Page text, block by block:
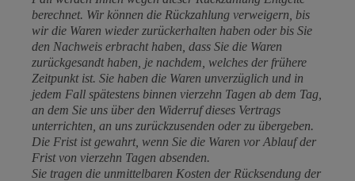
berechnet. Wir können die Rückzahlung verweigern, bis
wir die Waren wieder zurückerhalten haben oder bis Sie
den Nachweis erbracht haben, dass Sie die Waren
zurückgesandt haben, je nachdem, welches der frühere
Zeitpunkt ist. Sie haben die Waren unverzüglich und in
jedem Fall spätestens binnen vierzehn Tagen ab dem Tag,
an dem Sie uns über den Widerruf dieses Vertrags
unterrichten, an uns zurückzusenden oder zu übergeben.
Die Frist ist gewahrt, wenn Sie die Waren vor Ablauf der
Frist von vierzehn Tagen absenden.
Sie tragen die unmittelbaren Kosten der Rücksendung der